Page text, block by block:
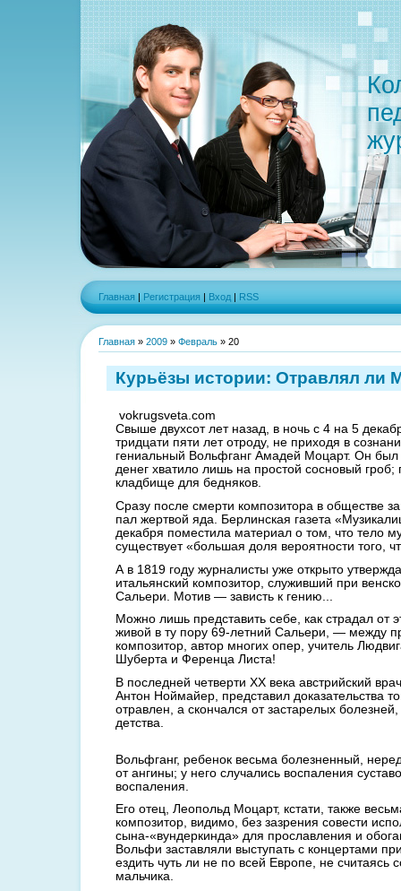
Главная | Регистрация | Вход | RSS
Главная » 2009 » Февраль » 20
Курьёзы истории: Отравлял ли
vokrugsveta.com
Свыше двухсот лет назад, в ночь с 4 на 5
тридцати пяти лет отроду, не приходя в
гениальный Вольфганг Амадей Моцарт. Он был
денег хватило лишь на простой сосновый
кладбище для бедняков.
Сразу после смерти композитора в обществе
пал жертвой яда. Берлинская газета
декабря поместила материал о том, что тело
существует «большая доля вероятности того,
А в 1819 году журналисты уже открыто
итальянский композитор, служивший при
Сальери. Мотив — зависть к гению...
Можно лишь представить себе, как страдал от
живой в ту пору 69-летний Сальери, — между
композитор, автор многих опер, учитель
Шуберта и Ференца Листа!
В последней четверти ХХ века австрийский
Антон Ноймайер, представил доказательства
отравлен, а скончался от застарелых
детства.
Вольфганг, ребенок весьма болезненный,
от ангины; у него случались воспаления
воспаления.
Его отец, Леопольд Моцарт, кстати, также
композитор, видимо, без зазрения совести
сына-«вундеркинда» для прославления и
Вольфи заставляли выступать с концертами
ездить чуть ли не по всей Европе, не считаясь
мальчика.